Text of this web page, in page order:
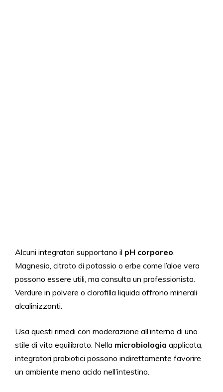
Alcuni integratori supportano il pH corporeo.
Magnesio, citrato di potassio o erbe come l’aloe vera
possono essere utili, ma consulta un professionista.
Verdure in polvere o clorofilla liquida offrono minerali
alcalinizzanti.
Usa questi rimedi con moderazione all’interno di uno
stile di vita equilibrato. Nella microbiologia applicata,
integratori probiotici possono indirettamente favorire
un ambiente meno acido nell’intestino.